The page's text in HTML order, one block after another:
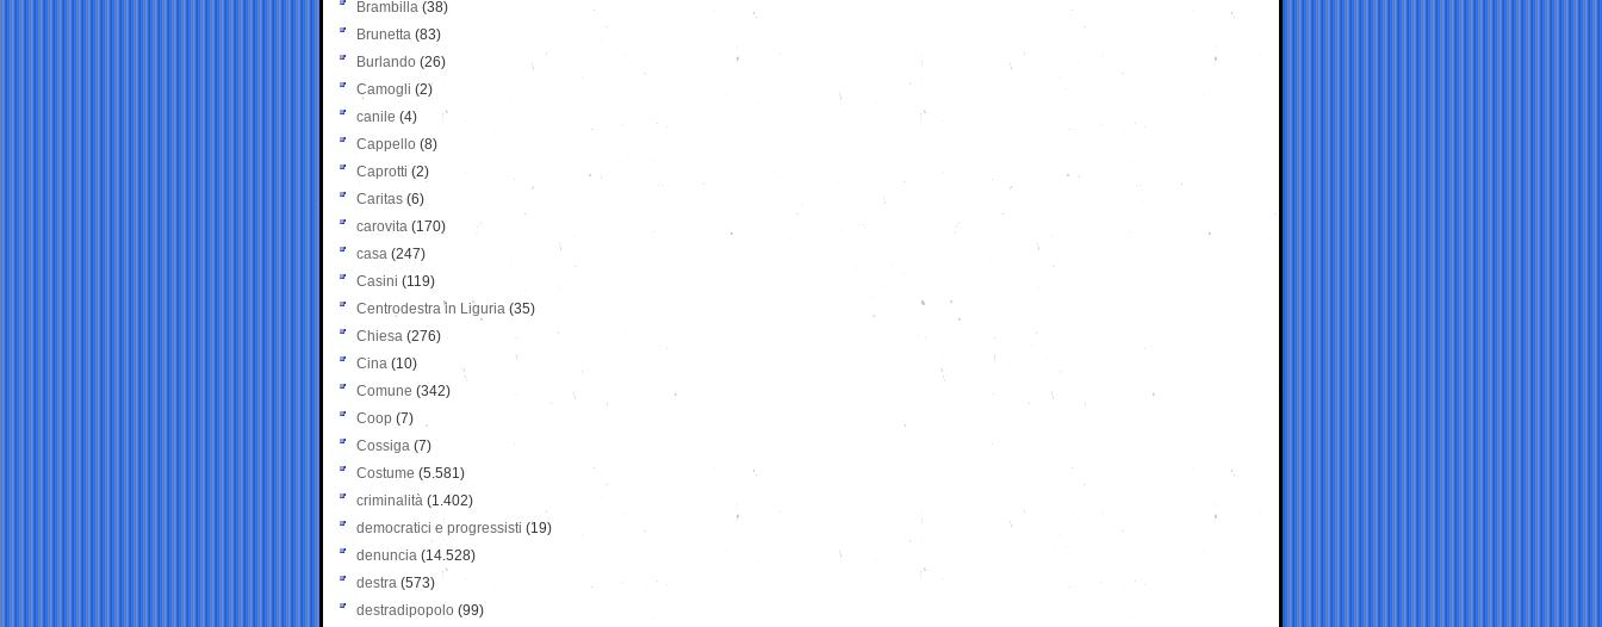
Brambilla (38)
Brunetta (83)
Burlando (26)
Camogli (2)
canile (4)
Cappello (8)
Caprotti (2)
Caritas (6)
carovita (170)
casa (247)
Casini (119)
Centrodestra in Liguria (35)
Chiesa (276)
Cina (10)
Comune (342)
Coop (7)
Cossiga (7)
Costume (5.581)
criminalità (1.402)
democratici e progressisti (19)
denuncia (14.528)
destra (573)
destradipopolo (99)